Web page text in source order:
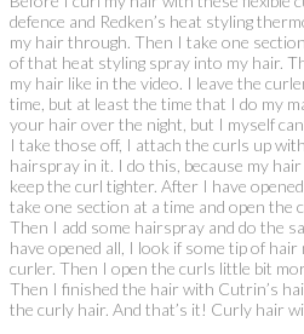
defence and Redken’s heat styling
my hair through. Then I take one
of that heat styling spray into my hair.
my hair like in the video. I leave the
time, but at least the time that I do my
your hair over the night, but I myself
I take those off, I attach the curls up
hairspray in it. I do this, because my
keep the curl tighter. After I have
take one section at a time and open the
Then I add some hairspray and do the
have opened all, I look if some tip of
curler. Then I open the curls little bit
Then I finished the hair with Cutrin’s
the curly hair. And that’s it! Curly hair